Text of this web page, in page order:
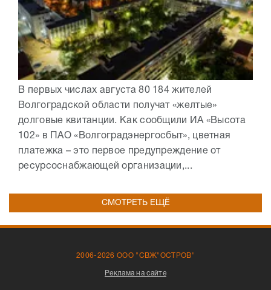
В первых числах августа 80 184 жителей
Волгоградской области получат «желтые»
долговые квитанции. Как сообщили ИА «Высота
102» в ПАО «Волгоградэнергосбыт», цветная
платежка – это первое предупреждение от
ресурсоснабжающей организации,...
СМОТРЕТЬ ЕЩЁ
2006-2026 ООО "СВЖ"ОСТРОВ"
Реклама на сайте